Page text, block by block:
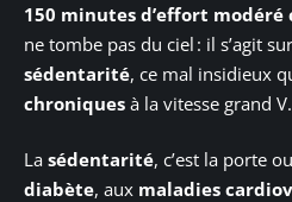
150 minutes d’effort modéré
ne tombe pas du ciel : il s’agit
sédentarité, ce mal insidieux
chroniques à la vitesse grand V.
La sédentarité, c’est la porte
diabète, aux maladies